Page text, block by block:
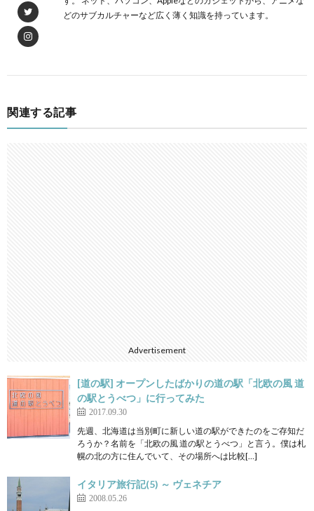
どのサブカルチャーなど広く薄く知識を持っています。
関連する記事
Advertisement
[道の駅] オープンしたばかりの道の駅「北欧の風 道
の駅とうべつ」に行ってみた
2017.09.30
先週、北海道は当別町に新しい道の駅ができたのをご存知だ
ろうか？名前を「北欧の風 道の駅とうべつ」と言う。僕は札
幌の北の方に住んでいて、その場所へは比較[…]
イタリア旅行記(5) ～ ヴェネチア
2008.05.26